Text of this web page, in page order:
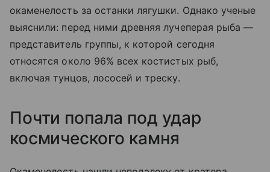
окаменелость за останки лягушки. Однако ученые
выяснили: перед ними древняя лучеперая рыба —
представитель группы, к которой сегодня
относятся около 96% всех костистых рыб,
включая тунцов, лососей и треску.
Почти попала под удар
космического камня